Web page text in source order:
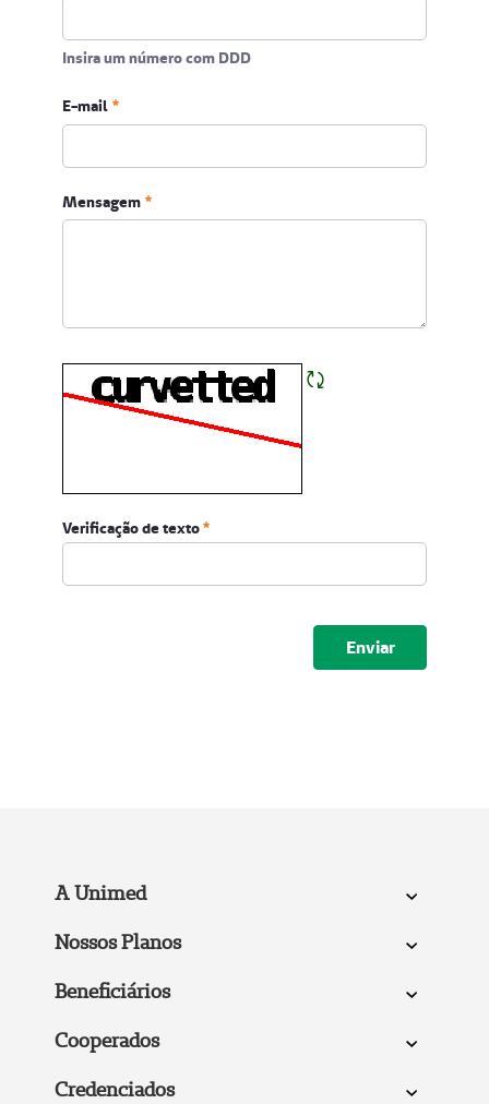
Insira um número com DDD
Insira um número com DDD
E-mail
Mensagem
Verificação de texto
Submeter
A Unimed
Nossos Planos
Beneficiários
Cooperados
Credenciados